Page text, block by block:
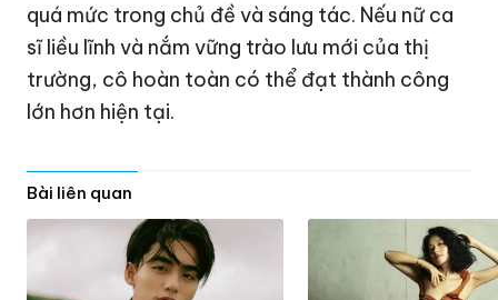
quá mức trong chủ đề và sáng tác. Nếu nữ ca
sĩ liều lĩnh và nắm vững trào lưu mới của thị
trường, cô hoàn toàn có thể đạt thành công
lớn hơn hiện tại.
Bài liên quan